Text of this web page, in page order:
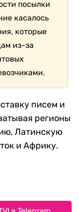
посылки
касалось
которые
из-за
писем и
регионы
Латинскую
и Африку.